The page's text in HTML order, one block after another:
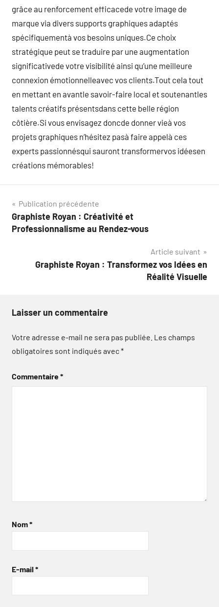
grâce au renforcement efficacede votre image de
marque via divers supports graphiques adaptés
spécifiquementà vos besoins uniques.Ce choix
stratégique peut se traduire par une augmentation
significativede votre visibilité ainsi qu’une meilleure
connexion émotionnelleavec vos clients.Tout cela tout
en mettant en avantle savoir-faire local et soutenantles
talents créatifs présentsdans cette belle région
côtière.Si vous envisagez doncde donner vieà vos
projets graphiques n’hésitez pasà faire appelà ces
experts passionnésqui sauront transformervos idéesen
créations mémorables!
Navigation
de
Publication précédente
Graphiste Royan : Créativité et
Professionnalisme au Rendez-vous
Article suivant
Graphiste Royan : Transformez vos Idées en
Réalité Visuelle
Laisser un commentaire
Votre adresse e-mail ne sera pas publiée. Les champs
obligatoires sont indiqués avec*
Commentaire*
Nom*
E-mail *